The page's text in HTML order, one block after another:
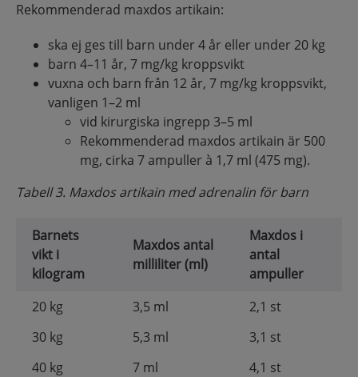
Rekommenderad maxdos artikain:
ska ej ges till barn under 4 år eller under 20 kg
barn 4–11 år, 7 mg/kg kroppsvikt
vuxna och barn från 12 år, 7 mg/kg kroppsvikt,
vanligen 1–2 ml
vid kirurgiska ingrepp 3–5 ml
Rekommenderad maxdos artikain är 500
mg, cirka 7 ampuller à 1,7 ml (475 mg).
Tabell 3. Maxdos artikain med adrenalin för barn
Barnets
vikt i
kilogram
Maxdos antal
milliliter (ml)
Maxdos i
antal
ampuller
20 kg
3,5 ml
2,1 st
30 kg
5,3 ml
3,1 st
40 kg
7 ml
4,1 st